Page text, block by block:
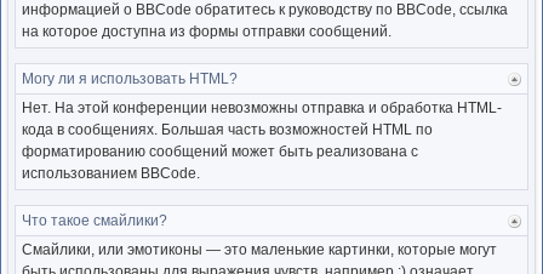
информацией о BBCode обратитесь к руководству по BBCode, ссылка
на которое доступна из формы отправки сообщений.
Могу ли я использовать HTML?
Нет. На этой конференции невозможны отправка и обработка HTML-
кода в сообщениях. Большая часть возможностей HTML по
форматированию сообщений может быть реализована с
использованием BBCode.
Что такое смайлики?
Смайлики, или эмотиконы — это маленькие картинки, которые могут